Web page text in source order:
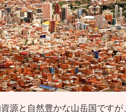
源と自然豊かな山岳国ですが